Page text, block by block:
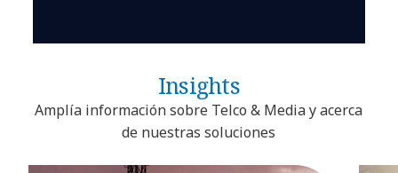
Insights
Amplía información sobre Telco & Media y acerca
de nuestras soluciones